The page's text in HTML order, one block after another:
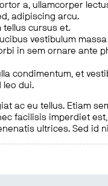
a, ullamcorper
adipiscing arcu.
tellus cursus et.
vestibulum
in sem ornare ante
condimentum, et
leo dui.
ac eu tellus. Etiam
facilisis imperdiet
ultrices. Sed id